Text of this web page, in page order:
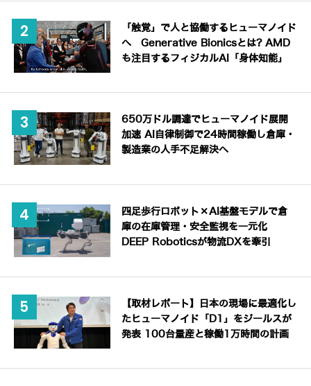
「触覚」で人と協働するヒューマノイド
へ Generative Bionicsとは? AMD
も注目するフィジカルAI「身体知能」
650万ドル調達でヒューマノイド展開
加速 AI自律制御で24時間稼働し倉庫・
製造業の人手不足解決へ
四足歩行ロボット×AI基盤モデルで倉
庫の在庫管理・安全監視を一元化
DEEP Roboticsが物流DXを牽引
【取材レポート】日本の現場に最適化し
たヒューマノイド「D1」をジールスが
発表 100台量産と稼働1万時間の計画